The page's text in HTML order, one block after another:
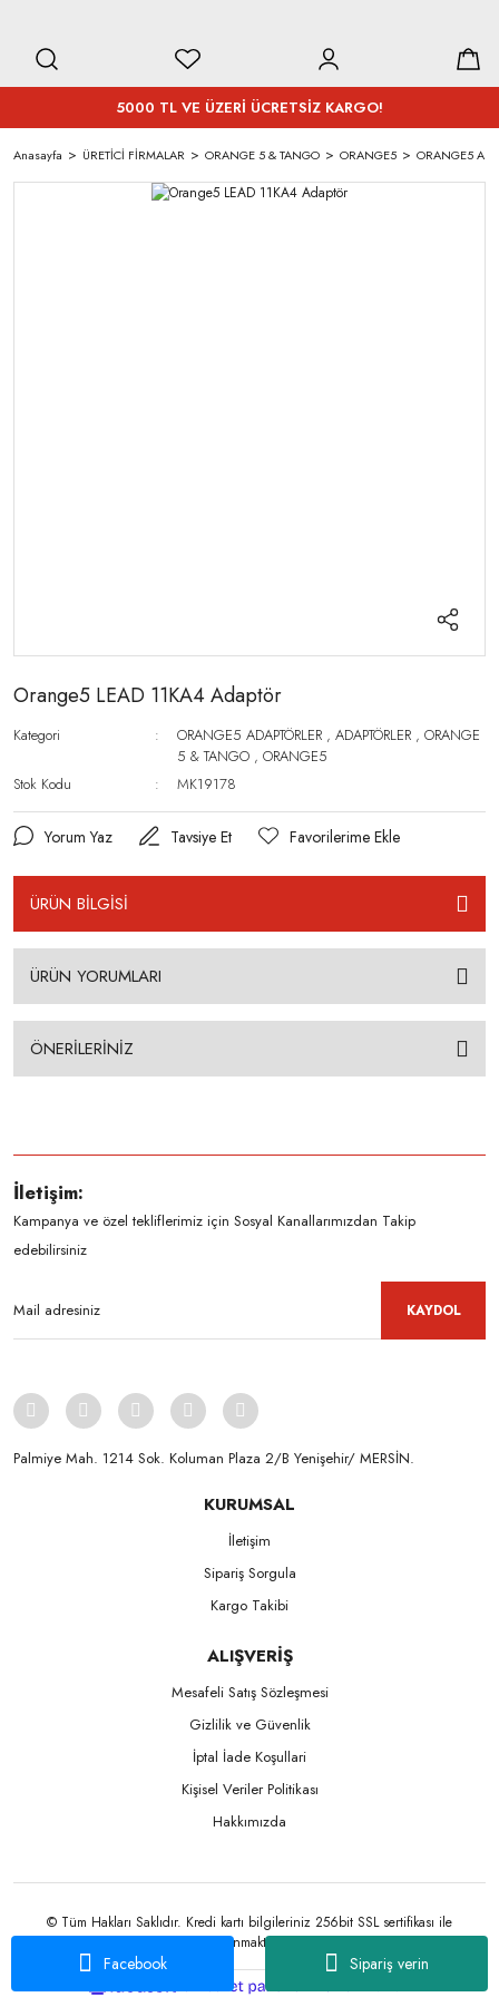
Sipariş verin
Facebook
5000 TL VE ÜZERİ ÜCRETSİZ KARGO!
Anasayfa ÜRETİCİ FİRMALAR ORANGE 5 & TANGO ORANGE5 ORANGE5
Orange5 LEAD 11KA4 Adaptör
Kategori ORANGE5 ADAPTÖRLER ,ADAPTÖRLER ,ORANGE
5 & TANGO ,ORANGE5
Stok Kodu
MK19178
Yorum Yaz Tavsiye Et
ÜRÜN BİLGİSİ
ÜRÜN YORUMLARI
ÖNERİLERİNİZ
İletişim:
Kampanya ve özel tekliflerimiz için Sosyal Kanallarımızdan Takip
edebilirsiniz
KAYDOL
Palmiye Mah. 1214 Sok. Koluman Plaza 2/B Yenişehir/ MERSİN.ㅤㅤㅤㅤㅤㅤㅤㅤㅤㅤㅤㅤㅤㅤㅤㅤㅤㅤㅤㅤㅤㅤㅤㅤㅤㅤㅤㅤㅤㅤㅤㅤㅤㅤㅤ ㅤㅤㅤㅤㅤㅤㅤㅤㅤㅤ
KURUMSAL
İletişim
Sipariş Sorgula
Kargo Takibi
ALIŞVERİŞ
Mesafeli Satış Sözleşmesi
Gizlilik ve Güvenlik
İptal İade Koşullari
Kişisel Veriler Politikası
Hakkımızda
© Tüm Hakları Saklıdır. Kredi kartı bilgileriniz 256bit SSL sertifikası ile
korunmaktadır.